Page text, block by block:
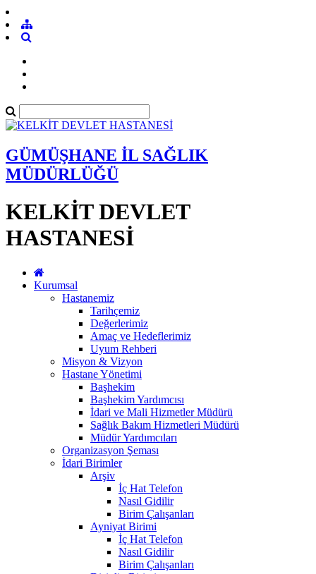
GÜMÜŞHANE İL SAĞLIK
MÜDÜRLÜĞÜ
KELKİT DEVLET
HASTANESİ
Kurumsal
Hastanemiz
Tarihçemiz
Değerlerimiz
Amaç ve Hedeflerimiz
Uyum Rehberi
Misyon & Vizyon
Hastane Yönetimi
Başhekim
Başhekim Yardımcısı
İdari ve Mali Hizmetler Müdürü
Sağlık Bakım Hizmetleri Müdürü
Müdür Yardımcıları
Organizasyon Şeması
İdari Birimler
Arşiv
İç Hat Telefon
Nasıl Gidilir
Birim Çalışanları
Ayniyat Birimi
İç Hat Telefon
Nasıl Gidilir
Birim Çalışanları